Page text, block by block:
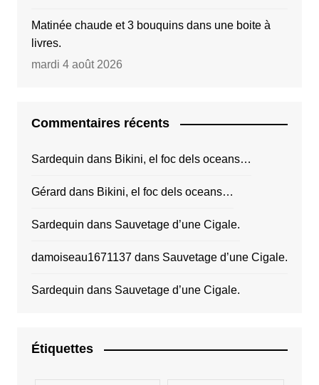
Matinée chaude et 3 bouquins dans une boite à
livres.
mardi 4 août 2026
Commentaires récents
Sardequin dans Bikini, el foc dels oceans…
Gérard dans Bikini, el foc dels oceans…
Sardequin dans Sauvetage d’une Cigale.
damoiseau1671137dans Sauvetage d’une Cigale.
Sardequin dans Sauvetage d’une Cigale.
Étiquettes